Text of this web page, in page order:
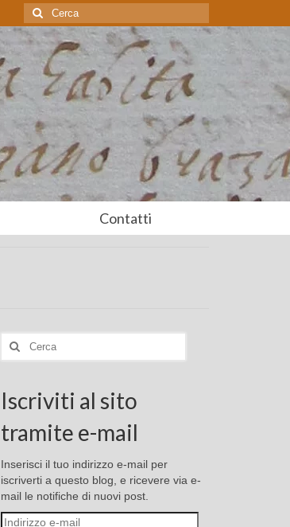
Cerca:
Contatti
Cerca:
Iscriviti al sito
tramite e-mail
Inserisci il tuo indirizzo e-mail per
iscriverti a questo blog, e ricevere via e-
mail le notifiche di nuovi post.
Indirizzo